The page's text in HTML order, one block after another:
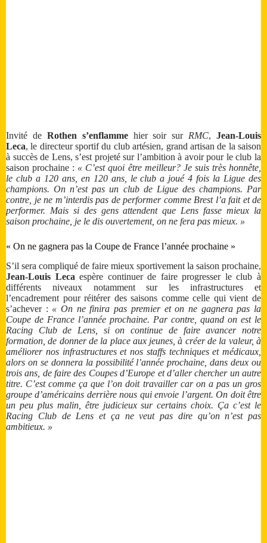
Invité de Rothen s’enflammehier soir sur RMC, Jean-Louis
Leca, le directeur sportif du club artésien, grand artisan de la saison
à succès de Lens, s’est projeté sur l’ambition à avoir pour le club la
saison prochaine : « C’est quoi être meilleur? Je suis très honnête,
le club a 120 ans, en 120 ans, le club a joué 4 fois la Ligue des
champions. On n’est pas un club de Ligue des champions. Par
contre, je ne m’interdis pas de performer comme Brest l’a fait et de
performer. Mais si des gens attendent que Lens fasse mieux la
saison prochaine, je le dis ouvertement, on ne fera pas mieux. »
« On ne gagnera pas la Coupe de France l’année prochaine »
S’il sera compliqué de faire mieux sportivement la saison prochaine,
Jean-Louis Leca espère continuer de faire progresser le club à
différents niveaux notamment sur les infrastructures et
l’encadrement pour réitérer des saisons comme celle qui vient de
s’achever : « On ne finira pas premier et on ne gagnera pas la
Coupe de France l’année prochaine. Par contre, quand on est le
Racing Club de Lens, si on continue de faire avancer notre
formation, de donner de la place aux jeunes, à créer de la valeur, à
améliorer nos infrastructures et nos staffs techniques et médicaux,
alors on se donnera la possibilité l’année prochaine, dans deux ou
trois ans, de faire des Coupes d’Europe et d’aller chercher un autre
titre. C’est comme ça que l’on doit travailler car on a pas un gros
groupe d’américains derrière nous qui envoie l’argent. On doit être
un peu plus malin, être judicieux sur certains choix. Ça c’est le
Racing Club de Lens et ça ne veut pas dire qu’on n’est pas
ambitieux. »